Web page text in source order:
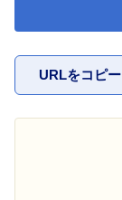
URLをコピー